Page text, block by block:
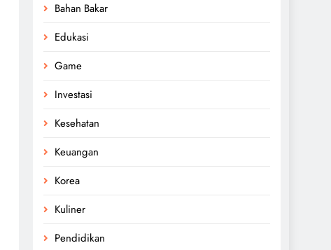
Bahan Bakar
Edukasi
Game
Investasi
Kesehatan
Keuangan
Korea
Kuliner
Pendidikan